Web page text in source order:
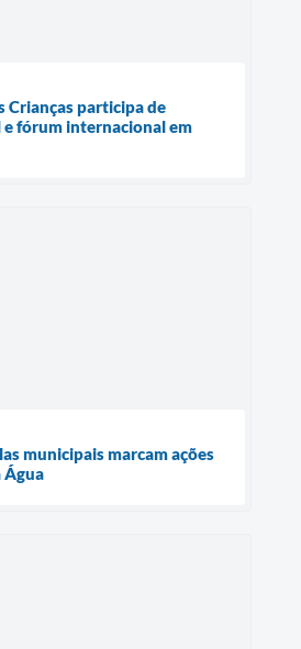
Crianças participa de
fórum internacional em
municipais marcam ações
Água